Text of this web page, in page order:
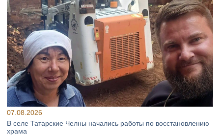
07.08.2026
В селе Татарские Челны начались работы по восстановлению
храма